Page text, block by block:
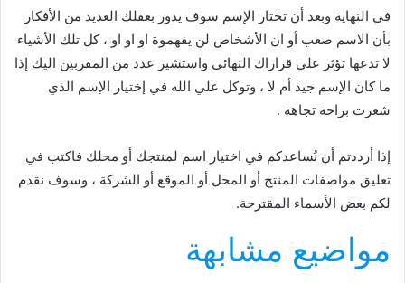
في النهاية وبعد أن تختار الإسم سوف يدور بعقلك العديد من الأفكار
بأن الاسم صعب أو ان الأشخاص لن يفهموة او او او ، كل تلك الأشياء
لا تدعها تؤثر علي قراراك النهائي واستشير عدد من المقربين اليك إذا
ما كان الإسم جيد أم لا ، وتوكل علي الله في إختيار الإسم الذي
شعرت براحة تجاهة .
إذا أرددتم أن نُساعدكم في اختيار اسم لمنتجك أو محلك فاكتب في
تعليق مواصفات المنتج أو المحل أو الموقع أو الشركة ، وسوف نقدم
لكم بعض الأسماء المقترحة.
مواضيع مشابهة